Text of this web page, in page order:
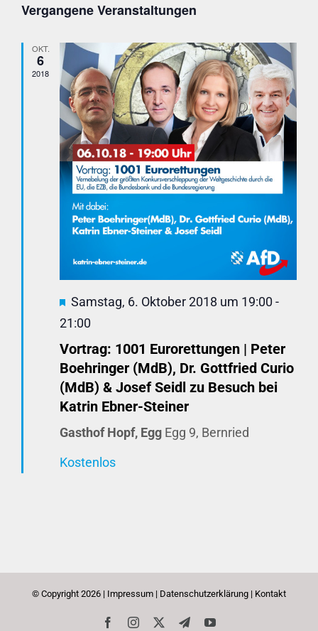
wählen.
Vergangene Veranstaltungen
OKT.
6
2018
Hervorgehoben
Samstag, 6. Oktober 2018 um 19:00 -
21:00
Vortrag: 1001 Eurorettungen | Peter
Boehringer (MdB), Dr. Gottfried Curio
(MdB) & Josef Seidl zu Besuch bei
Katrin Ebner-Steiner
Gasthof Hopf, Egg Egg 9, Bernried
Kostenlos
© Copyright 2026 | Impressum | Datenschutzerklärung | Kontakt
FacebookInstagram TelegramYouTube